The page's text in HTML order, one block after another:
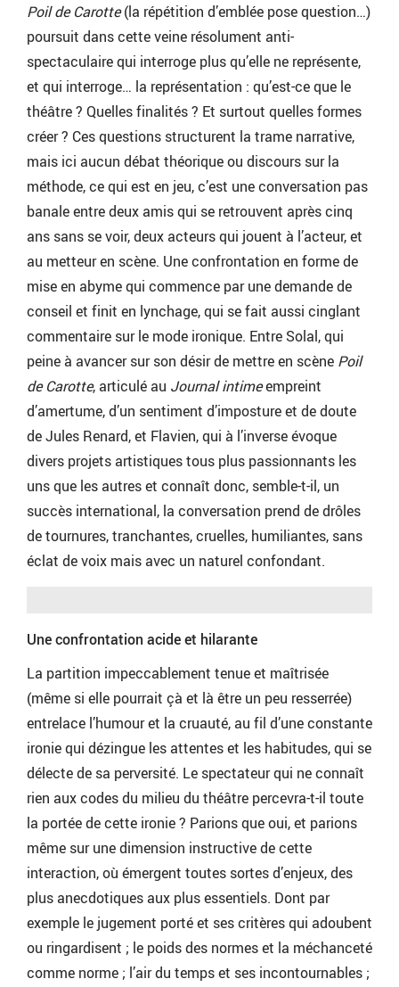
Poil de Carotte(la répétition d’emblée pose question…)
poursuit dans cette veine résolument anti-
spectaculaire qui interroge plus qu’elle ne représente,
et qui interroge… la représentation : qu’est-ce que le
théâtre ? Quelles finalités ? Et surtout quelles formes
créer ? Ces questions structurent la trame narrative,
mais ici aucun débat théorique ou discours sur la
méthode, ce qui est en jeu, c’est une conversation pas
banale entre deux amis qui se retrouvent après cinq
ans sans se voir, deux acteurs qui jouent à l’acteur, et
au metteur en scène. Une confrontation en forme de
mise en abyme qui commence par une demande de
conseil et finit en lynchage, qui se fait aussi cinglant
commentaire sur le mode ironique. Entre Solal, qui
peine à avancer sur son désir de mettre en scène Poil
de Carotte, articulé au Journal intimeempreint
d’amertume, d’un sentiment d’imposture et de doute
de Jules Renard, et Flavien, qui à l’inverse évoque
divers projets artistiques tous plus passionnants les
uns que les autres et connaît donc, semble-t-il, un
succès international, la conversation prend de drôles
de tournures, tranchantes, cruelles, humiliantes, sans
éclat de voix mais avec un naturel confondant.
Une confrontation acide et hilarante
La partition impeccablement tenue et maîtrisée
(même si elle pourrait çà et là être un peu resserrée)
entrelace l’humour et la cruauté, au fil d’une constante
ironie qui dézingue les attentes et les habitudes, qui se
délecte de sa perversité. Le spectateur qui ne connaît
rien aux codes du milieu du théâtre percevra-t-il toute
la portée de cette ironie ? Parions que oui, et parions
même sur une dimension instructive de cette
interaction, où émergent toutes sortes d’enjeux, des
plus anecdotiques aux plus essentiels. Dont par
exemple le jugement porté et ses critères qui adoubent
ou ringardisent ; le poids des normes et la méchanceté
comme norme ; l’air du temps et ses incontournables ;